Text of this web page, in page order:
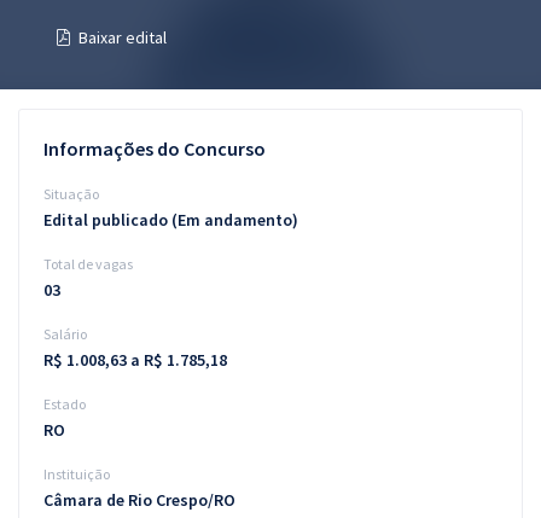
Conteúdo gratuito
Aprovados
Baixar edital
Informações do Concurso
Situação
Edital publicado (Em andamento)
Total de vagas
03
Salário
R$ 1.008,63 a R$ 1.785,18
Estado
RO
Instituição
Câmara de Rio Crespo/RO